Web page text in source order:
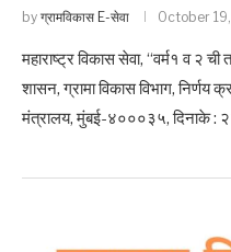
by ग्रामविकास E-सेवा October
महाराष्ट्र विकास सेवा, “वर्म१ व २ ची
शासन, ग्रामा विकास विभाग,
मंत्रालय, मुंबई-४०००३५, दिनाके :